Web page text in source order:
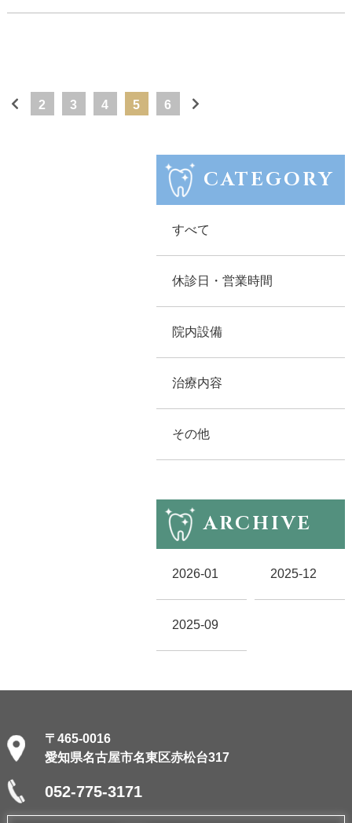
2 3 4 5 6
CATEGORY
すべて
休診日・営業時間
院内設備
治療内容
その他
ARCHIVE
2026-01 2025-12
2025-09
〒465-0016
愛知県名古屋市名東区赤松台317
052-775-3171